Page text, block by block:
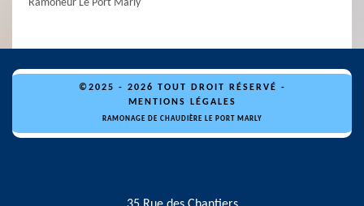
Ramoneur Le Port Marly
©2025 - 2026 TOUT DROIT RÉSERVÉ -
MENTIONS LÉGALES
RAMONAGE DE CHAUDIÈRE LE PORT MARLY